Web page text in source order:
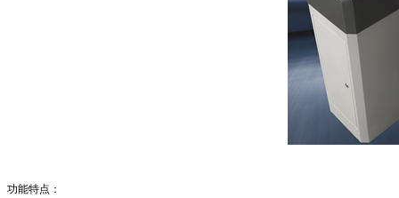
功能特点：